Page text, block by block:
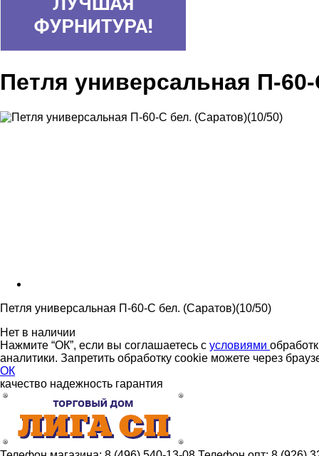
Петля универсальная П-
Петля универсальная П-60-С бел. (Саратов)(10/50)
Нет в наличии
Нажмите “ОК”, если вы соглашаетесь с условиями
аналитики. Запретить обработку cookie можете через
ОК
качество надежность гарантия